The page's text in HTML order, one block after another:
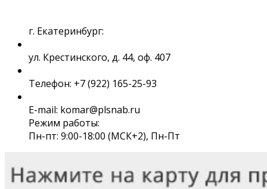
г. Екатеринбург:
ул. Крестинского, д. 44, оф. 407
Телефон: +7 (922) 165-25-93
E-mail: komar@plsnab.ru
Режим работы:
Пн-пт: 9:00-18:00 (МСК+2), Пн-Пт